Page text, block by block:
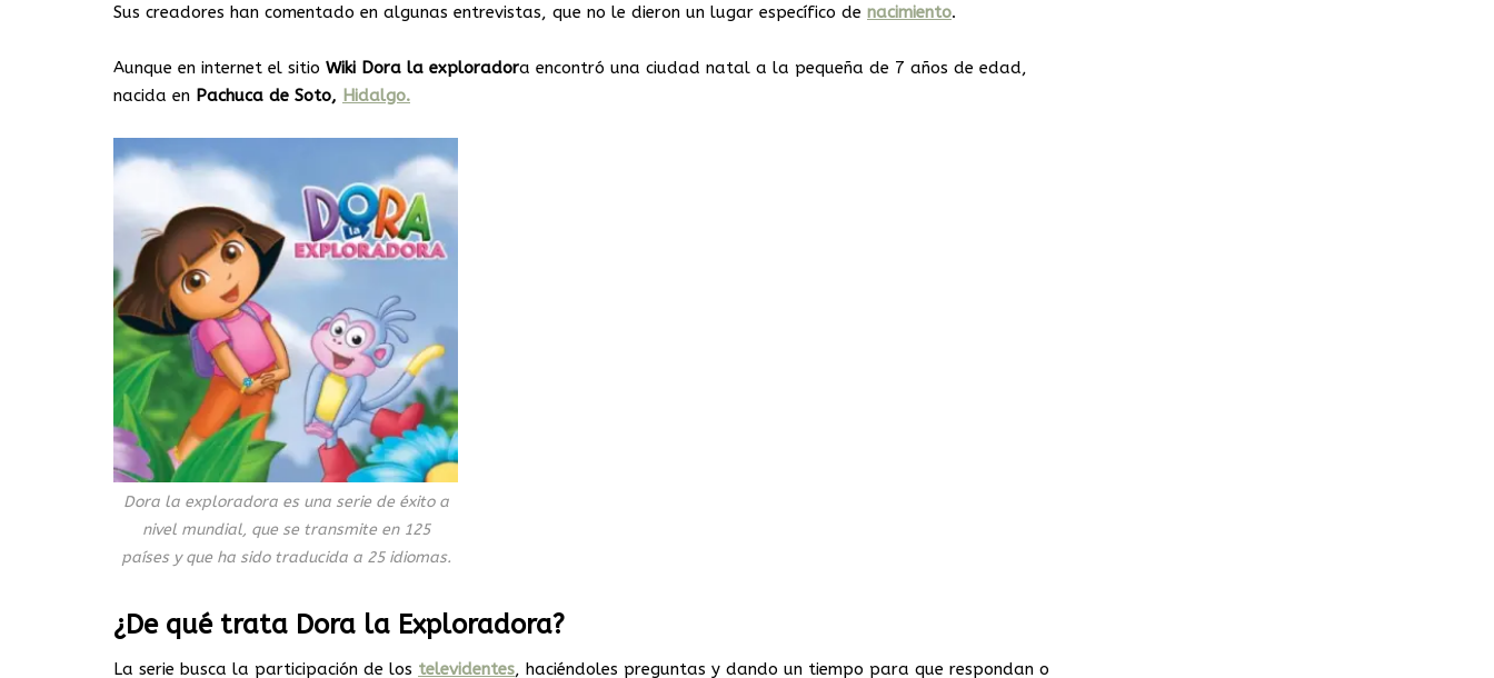
Sus creadores han comentado en algunas entrevistas, que no le dieron un lugar específico de nacimiento.
Aunque en internet el sitio Wiki Dora la exploradora encontró una ciudad natal a la pequeña de 7 años de edad,
nacida en Pachuca de Soto, Hidalgo.
Dora la exploradora es una serie de éxito a
nivel mundial, que se transmite en 125
países y que ha sido traducida a 25 idiomas.
¿De qué trata Dora la Exploradora?
La serie busca la participación de los televidentes, haciéndoles preguntas y dando un tiempo para que respondan o